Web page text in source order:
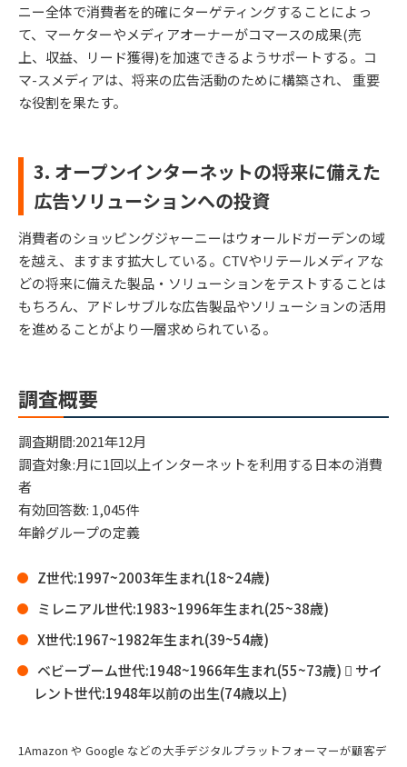
ニー全体で消費者を的確にターゲティングすることによっ
て、マーケターやメディアオーナーがコマースの成果(売
上、収益、リード獲得)を加速できるようサポートする。コ
マ-スメディアは、将来の広告活動のために構築され、 重要
な役割を果たす。
3. オープンインターネットの将来に備えた
広告ソリューションへの投資
消費者のショッピングジャーニーはウォールドガーデンの域
を越え、ますます拡大している。CTVやリテールメディアな
どの将来に備えた製品・ソリューションをテストすることは
もちろん、アドレサブルな広告製品やソリューションの活用
を進めることがより一層求められている。
調査概要
調査期間:2021年12月
調査対象:月に1回以上インターネットを利用する日本の消費
者
有効回答数: 1,045件
年齢グループの定義
Z世代:1997~2003年生まれ(18~24歳)
ミレニアル世代:1983~1996年生まれ(25~38歳)
X世代:1967~1982年生まれ(39~54歳)
ベビーブーム世代:1948~1966年生まれ(55~73歳)  サイ
レント世代:1948年以前の出生(74歳以上)
1Amazon や Google などの大手デジタルプラットフォーマーが顧客デ